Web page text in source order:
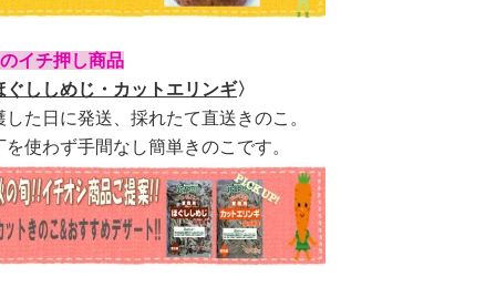
イチ押し商品
ぐししめじ・カットエリンギ〉
した日に発送、採れたて直送きのこ。
を使わず手間なし簡単きのこです。